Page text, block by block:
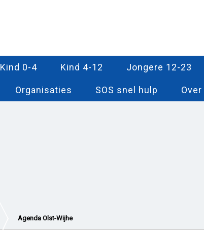
Kind 0-4 Kind 4-12 Jongere 12-23
Organisaties SOS snel hulp
Agenda Olst-Wijhe